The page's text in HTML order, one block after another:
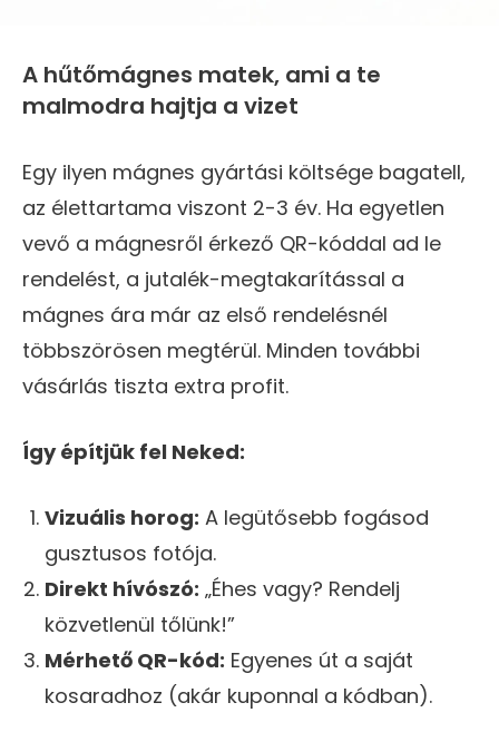
A hűtőmágnes matek, ami a te
malmodra hajtja a vizet
Egy ilyen mágnes gyártási költsége bagatell,
az élettartama viszont 2-3 év. Ha egyetlen
vevő a mágnesről érkező QR-kóddal ad le
rendelést, a jutalék-megtakarítással a
mágnes ára már az első rendelésnél
többszörösen megtérül. Minden további
vásárlás tiszta extra profit.
Így építjük fel Neked:
Vizuális horog: A legütősebb fogásod
gusztusos fotója.
Direkt hívószó: „Éhes vagy? Rendelj
közvetlenül tőlünk!”
Mérhető QR-kód: Egyenes út a saját
kosaradhoz (akár kuponnal a kódban).